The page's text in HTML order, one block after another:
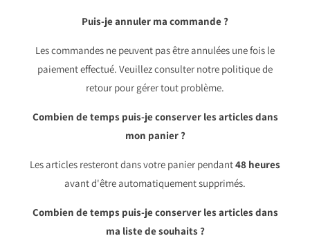
Puis-je annuler ma commande ?
Les commandes ne peuvent pas être annulées une fois le
paiement effectué. Veuillez consulter notre politique de
retour pour gérer tout problème.
Combien de temps puis-je conserver les articles dans
mon panier ?
Les articles resteront dans votre panier pendant48 heures
avant d'être automatiquement supprimés.
Combien de temps puis-je conserver les articles dans
ma liste de souhaits ?